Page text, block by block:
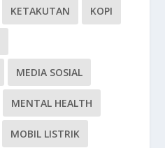
KETAKUTAN KOPI
MEDIA SOSIAL
MENTAL HEALTH
MOBIL LISTRIK